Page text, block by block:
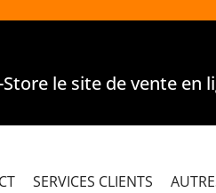
le site de vente en
SERVICES CLIENTS